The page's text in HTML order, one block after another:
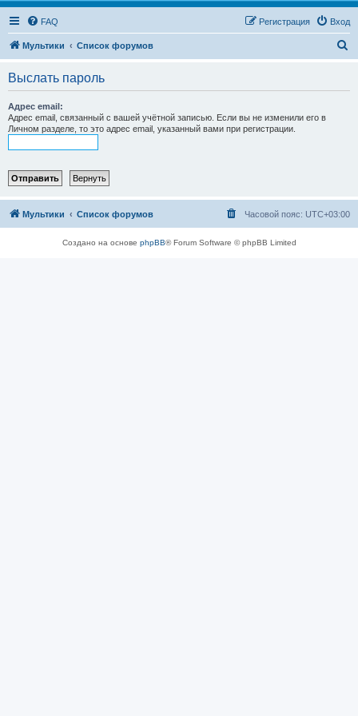
FAQ Вход
Регистрация
Мультики Список форумов
Выслать пароль
Адрес email:
Адрес email, связанный с вашей учётной записью. Если вы не изменили его в
Личном разделе, то это адрес email, указанный вами при регистрации.
Мультики Список форумов Часовой пояс: UTC+03:00
Создано на основе phpBB® Forum Software © phpBB Limited